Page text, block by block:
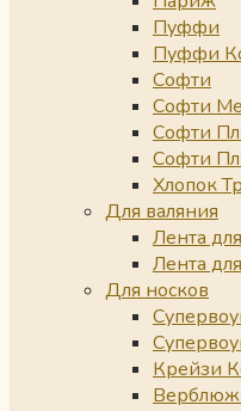
Пуффи
Пуффи
Софти
Софти
Софти
Софти
Хлопок
Для валяния
Лента
Лента
Для носков
Крейзи